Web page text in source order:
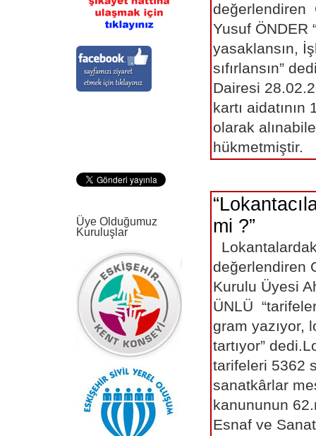
Üye Olduğumuz
Kuruluşlar
değerlendiren
Yusuf ÖNDER
yasaklansın,
sıfırlansın”
Dairesi
kartı
olarak
mi ?”
değerlendiren
Kurulu Üyesi
ÜNLÜ
gram yazıyor,
tartıyor”
tarifeleri 5362
sanatkârlar
kanununun
Esnaf ve